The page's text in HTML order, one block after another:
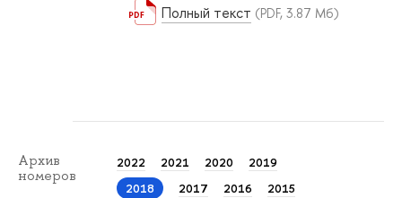
Полный текст (PDF, 3.87 Мб)
Архив
номеров
2022 2021 2020
2019
2018
2017 2016
2015